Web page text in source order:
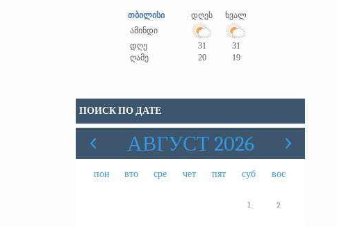
თბილისი დღეს
ხვალ
ამინდი
დღე
31
31
ღამე
20 19
ПОИСК ПО ДАТЕ
АВГУСТ 2026
пон вто сре чет пят суб вос
1 2